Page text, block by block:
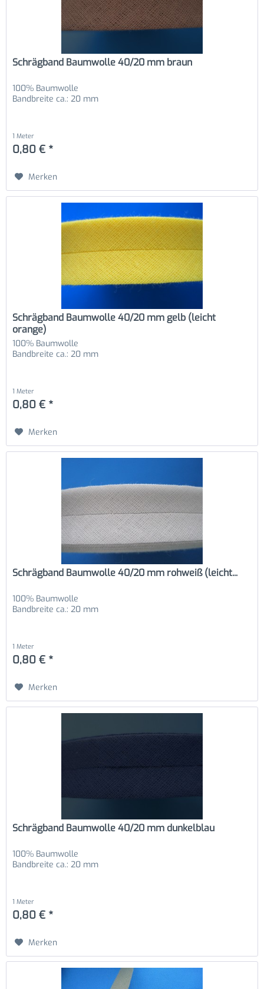
Schrägband Baumwolle 40/20 mm braun
100% Baumwolle
Bandbreite ca.: 20 mm
1 Meter
0,80 € *
Merken
Schrägband Baumwolle 40/20 mm gelb (leicht
orange)
100% Baumwolle
Bandbreite ca.: 20 mm
1 Meter
0,80 € *
Merken
Schrägband Baumwolle 40/20 mm rohweiß (leicht...
100% Baumwolle
Bandbreite ca.: 20 mm
1 Meter
0,80 € *
Merken
Schrägband Baumwolle 40/20 mm dunkelblau
100% Baumwolle
Bandbreite ca.: 20 mm
1 Meter
0,80 € *
Merken